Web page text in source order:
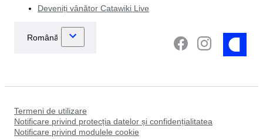
Deveniți vânător Catawiki Live
Termeni de utilizare
Notificare privind protecția datelor și confidențialitatea
Notificare privind modulele cookie